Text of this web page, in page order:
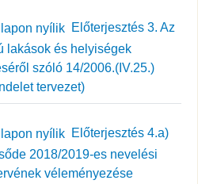
Előterjesztés 3. Az
lakások és helyiségek
szóló 14/2006.(IV.25.)
tervezet)
Előterjesztés 4.a)
2018/2019-es nevelési
véleményezése